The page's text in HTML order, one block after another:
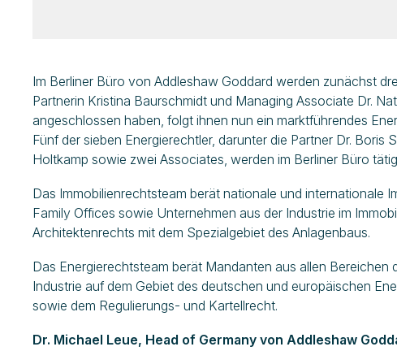
Im Berliner Büro von Addleshaw Goddard werden zunächst
Partnerin Kristina Baurschmidt und Managing Associate Dr.
angeschlossen haben, folgt ihnen nun ein marktführendes
Fünf der sieben Energierechtler, darunter die Partner Dr. Boris
Holtkamp sowie zwei Associates, werden im Berliner Büro
Das Immobilienrechtsteam berät nationale und internationale
Family Offices sowie Unternehmen aus der Industrie im
Architektenrechts mit dem Spezialgebiet des Anlagenbaus.
Das Energierechtsteam berät Mandanten aus allen
Industrie auf dem Gebiet des deutschen und europäischen
sowie dem Regulierungs- und Kartellrecht.
Dr. Michael Leue, Head of Germany von Addleshaw